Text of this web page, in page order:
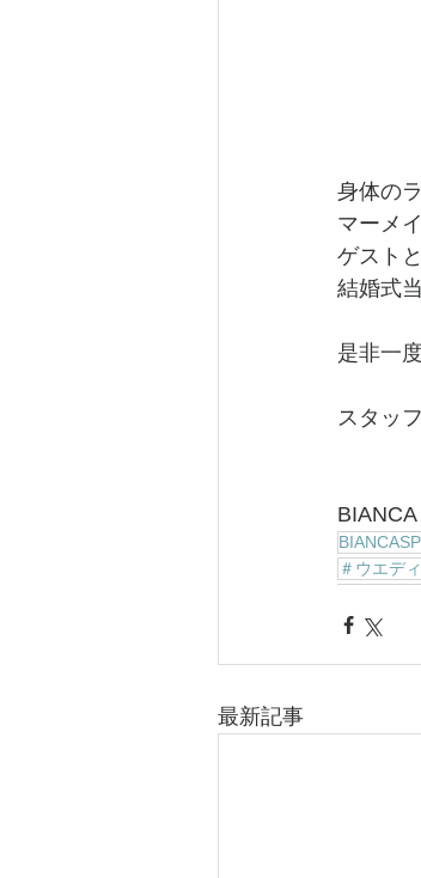
身体の
マーメ
ゲスト
結婚式
是非一
スタッ
＃ウエデ
最新記事